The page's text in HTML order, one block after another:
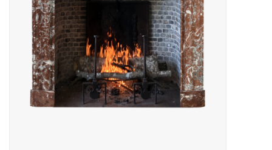
Vloeren - Steen, Terra Cotta
& Marmer
Outlet
Tevreden Klanten